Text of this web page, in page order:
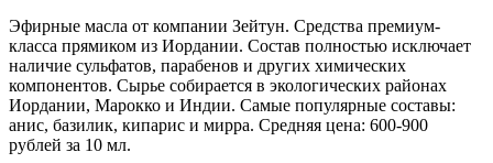
Эфирные масла от компании Зейтун. Средства премиум-
класса прямиком из Иордании. Состав полностью исключает
наличие сульфатов, парабенов и других химических
компонентов. Сырье собирается в экологических районах
Иордании, Марокко и Индии. Самые популярные составы:
анис, базилик, кипарис и мирра. Средняя цена: 600-900
рублей за 10 мл.